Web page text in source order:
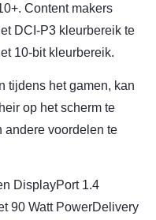
Content makers
DCI-P3 kleurbereik te
10-bit kleurbereik.
tijdens het gamen, kan
op het scherm te
andere voordelen te
DisplayPort 1.4
90 Watt PowerDelivery